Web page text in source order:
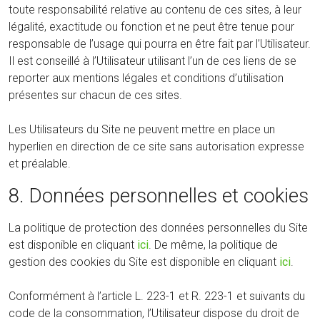
toute responsabilité relative au contenu de ces sites, à leur
légalité, exactitude ou fonction et ne peut être tenue pour
responsable de l’usage qui pourra en être fait par l’Utilisateur.
Il est conseillé à l’Utilisateur utilisant l’un de ces liens de se
reporter aux mentions légales et conditions d’utilisation
présentes sur chacun de ces sites.
Les Utilisateurs du Site ne peuvent mettre en place un
hyperlien en direction de ce site sans autorisation expresse
et préalable.
8. Données personnelles et cookies
La politique de protection des données personnelles du Site
est disponible en cliquant ici . De même, la politique de
gestion des cookies du Site est disponible en cliquant ici
Conformément à l’article L. 223-1 et R. 223-1 et suivants du
code de la consommation, l’Utilisateur dispose du droit de